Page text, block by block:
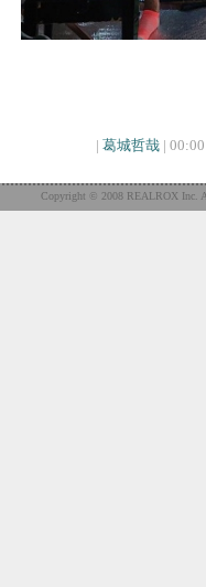
| 葛城哲哉|
Copyright © 2008 REALROX Inc.